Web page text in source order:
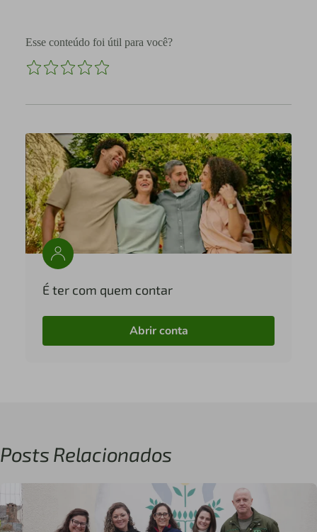
Esse conteúdo foi útil para você?
É ter com quem contar
Abrir conta
Posts Relacionados